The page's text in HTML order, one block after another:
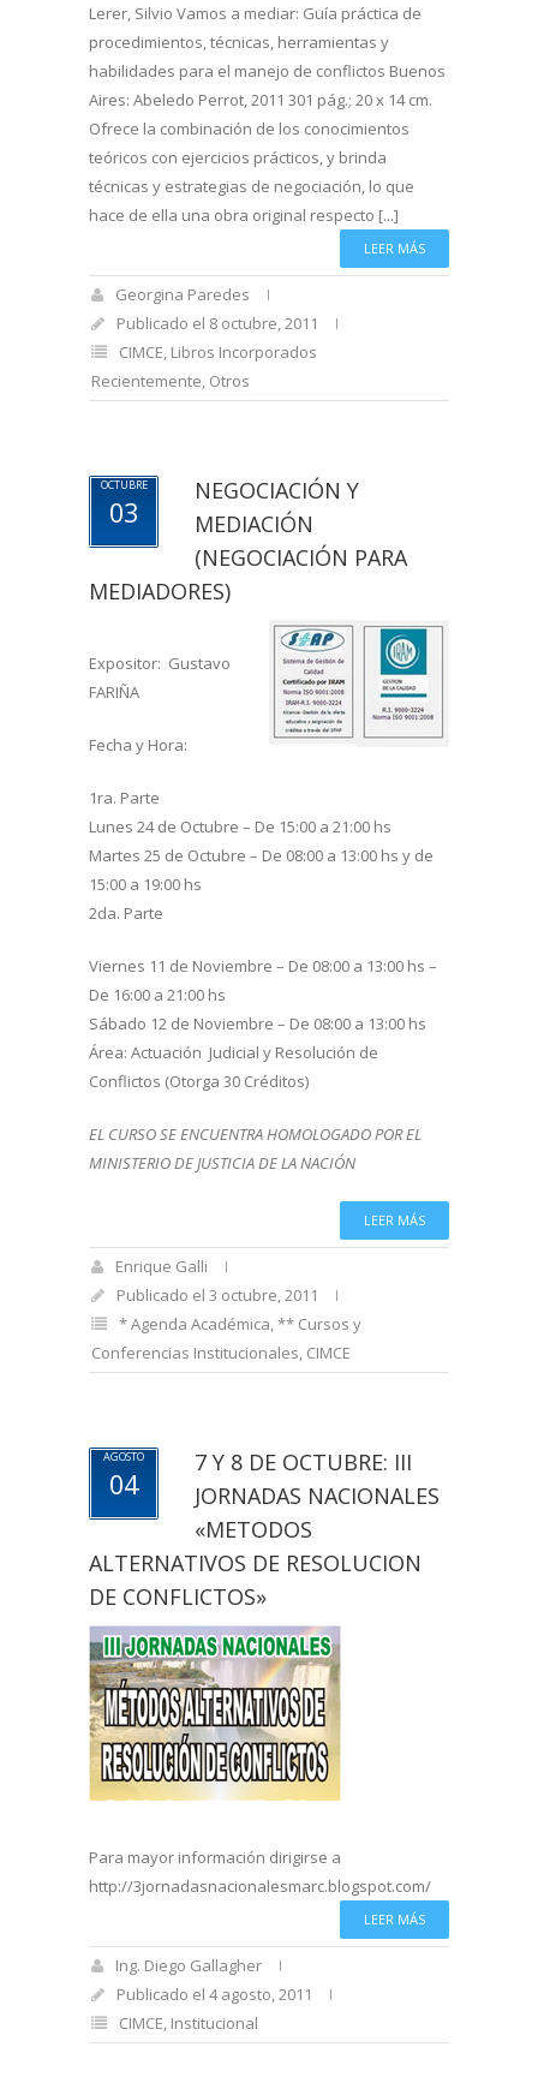
Lerer, Silvio Vamos a mediar: Guía práctica de
procedimientos, técnicas, herramientas y
habilidades para el manejo de conflictos Buenos
Aires: Abeledo Perrot, 2011 301 pág.; 20 x 14 cm.
Ofrece la combinación de los conocimientos
teóricos con ejercicios prácticos, y brinda
técnicas y estrategias de negociación, lo que
hace de ella una obra original respecto [...]
LEER MÁS
Georgina Paredes
Publicado el 8 octubre, 2011
CIMCE, Libros Incorporados
Recientemente, Otros
OCTUBRE
03
NEGOCIACIÓN Y
MEDIACIÓN
(NEGOCIACIÓN PARA
MEDIADORES)
Expositor: Gustavo
FARIÑA
Fecha y Hora:
1ra. Parte
Lunes 24 de Octubre – De 15:00 a 21:00 hs
Martes 25 de Octubre – De 08:00 a 13:00 hs y de
15:00 a 19:00 hs
2da. Parte
Viernes 11 de Noviembre – De 08:00 a 13:00 hs –
De 16:00 a 21:00 hs
Sábado 12 de Noviembre – De 08:00 a 13:00 hs
Área: Actuación Judicial y Resolución de
Conflictos (Otorga 30 Créditos)
EL CURSO SE ENCUENTRA HOMOLOGADO POR EL
MINISTERIO DE JUSTICIA DE LA NACIÓN
LEER MÁS
Enrique Galli
Publicado el 3 octubre, 2011
* Agenda Académica,** Cursos y
Conferencias Institucionales, CIMCE
AGOSTO
04
7 Y 8 DE OCTUBRE: III
JORNADAS NACIONALES
«METODOS
ALTERNATIVOS DE RESOLUCION
DE CONFLICTOS»
Para mayor información dirigirse a
http://3jornadasnacionalesmarc.blogspot.com/
LEER MÁS
Ing. Diego Gallagher
Publicado el 4 agosto, 2011
CIMCE, Institucional